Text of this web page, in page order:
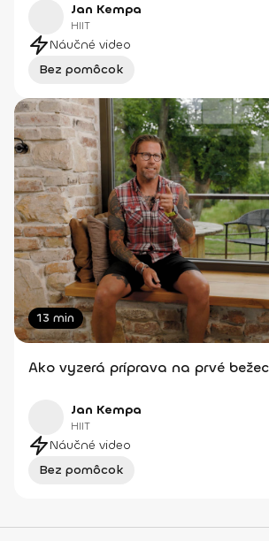
Jan Kempa
HIIT
Náučné video
Bez pomôcok
13 min
Ako vyzerá príprava na prvé
Jan Kempa
HIIT
Náučné video
Bez pomôcok